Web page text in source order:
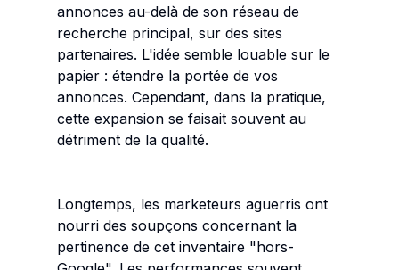
annonces au-delà de son réseau de
recherche principal, sur des sites
partenaires. L'idée semble louable sur le
papier : étendre la portée de vos
annonces. Cependant, dans la pratique,
cette expansion se faisait souvent au
détriment de la qualité.
Longtemps, les marketeurs aguerris ont
nourri des soupçons concernant la
pertinence de cet inventaire "hors-